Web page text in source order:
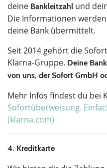
deine Bankleitzahl und
Die Informationen
deine Bank übermittelt.
Seit 2014 gehört die
Klarna-Gruppe. Deine
von uns, der Sofort GmbH
Mehr Infos findest du bei
Sofortüberweisung.
(klarna.com)
4. Kreditkarte